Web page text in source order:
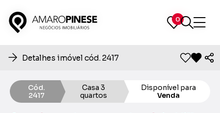
0
0
Detalhes imóvel cód. 2417
Cód.
2417
Casa 3
quartos
Disponível para
Venda